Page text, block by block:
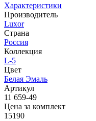
Характеристики
Производитель
Luxor
Страна
Россия
Коллекция
L-5
Цвет
Белая Эмаль
Артикул
11 659-49
Цена за комплект
15190